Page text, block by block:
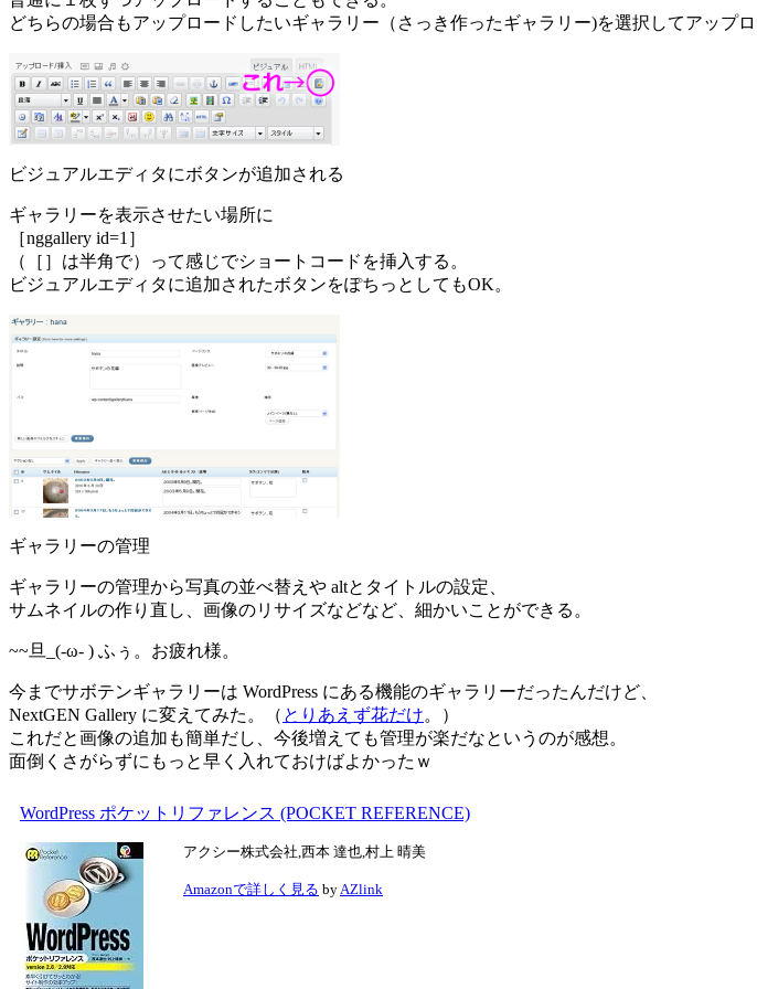
どちらの場合もアップロードしたいギャラリー（さっき作ったギャラリー)を選択してアップロ
ビジュアルエディタにボタンが追加される
ギャラリーを表示させたい場所に
［nggallery id=1］
（［］は半角で）って感じでショートコードを挿入する。
ビジュアルエディタに追加されたボタンをぽちっとしてもOK。
ギャラリーの管理
ギャラリーの管理から写真の並べ替えや altとタイトルの設定、
サムネイルの作り直し、画像のリサイズなどなど、細かいことができる。
~~旦_(-ω- ) ふぅ。お疲れ様。
今までサボテンギャラリーは WordPress にある機能のギャラリーだったんだけど、
NextGEN Gallery に変えてみた。（ とりあえず花だけ。）
これだと画像の追加も簡単だし、今後増えても管理が楽だなというのが感想。
面倒くさがらずにもっと早く入れておけばよかったｗ
WordPress ポケットリファレンス (POCKET REFERENCE)
アクシー株式会社,西本 達也,村上 晴美
Amazonで詳しく見る by AZlink